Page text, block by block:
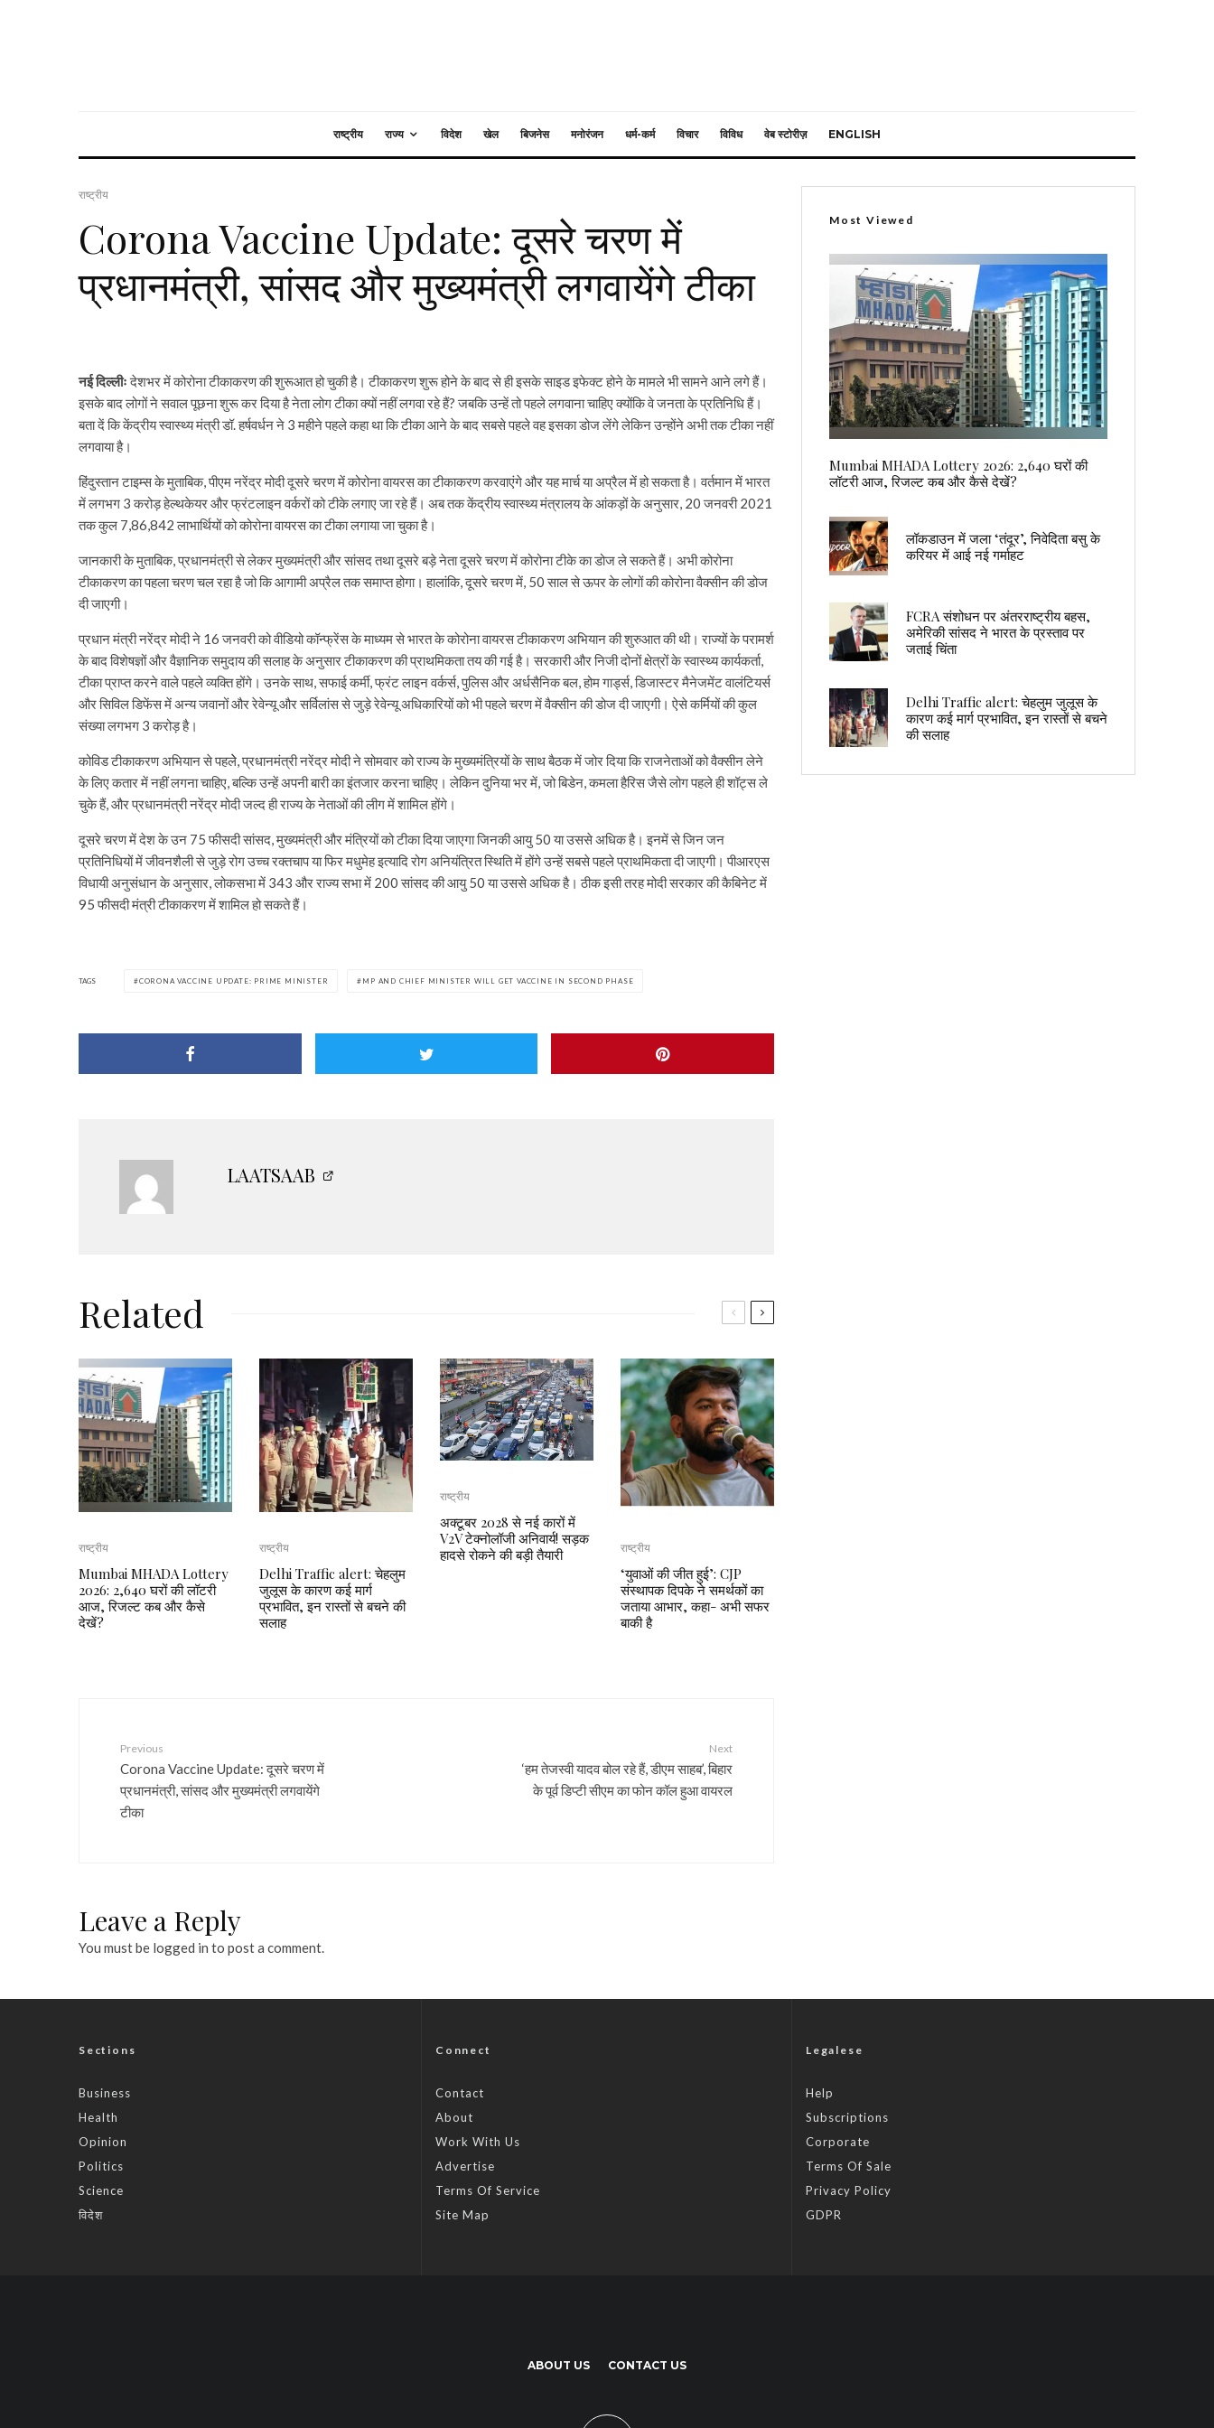
राष्ट्रीय राज्य विदेश खेल बिजनेस मनोरंजन धर्म-कर्म विचार विविध वेब स्टोरीज़ ENGLISH
राष्ट्रीय
Corona Vaccine Update: दूसरे चरण में
प्रधानमंत्री, सांसद और मुख्यमंत्री लगवायेंगे टीका
नई दिल्लीःदेशभर में कोरोना टीकाकरण की शुरूआत हो चुकी है। टीकाकरण शुरू होने के बाद से ही इसके साइड इफेक्ट होने के मामले भी सामने आने लगे हैं।
इसके बाद लोगों ने सवाल पूछना शुरू कर दिया है नेता लोग टीका क्यों नहीं लगवा रहे हैं? जबकि उन्हें तो पहले लगवाना चाहिए क्योंकि वे जनता के प्रतिनिधि हैं।
बता दें कि केंद्रीय स्वास्थ्य मंत्री डॉ. हर्षवर्धन ने 3 महीने पहले कहा था कि टीका आने के बाद सबसे पहले वह इसका डोज लेंगे लेकिन उन्होंने अभी तक टीका नहीं
लगवाया है।
हिंदुस्तान टाइम्स के मुताबिक, पीएम नरेंद्र मोदी दूसरे चरण में कोरोना वायरस का टीकाकरण करवाएंगे और यह मार्च या अप्रैल में हो सकता है। वर्तमान में भारत
में लगभग 3 करोड़ हेल्थकेयर और फ्रंटलाइन वर्करों को टीके लगाए जा रहे हैं। अब तक केंद्रीय स्वास्थ्य मंत्रालय के आंकड़ों के अनुसार, 20 जनवरी 2021
तक कुल 7,86,842 लाभार्थियों को कोरोना वायरस का टीका लगाया जा चुका है।
जानकारी के मुताबिक, प्रधानमंत्री से लेकर मुख्यमंत्री और सांसद तथा दूसरे बड़े नेता दूसरे चरण में कोरोना टीके का डोज ले सकते हैं। अभी कोरोना
टीकाकरण का पहला चरण चल रहा है जो कि आगामी अप्रैल तक समाप्त होगा। हालांकि, दूसरे चरण में, 50 साल से ऊपर के लोगों की कोरोना वैक्सीन की डोज
दी जाएगी।
प्रधान मंत्री नरेंद्र मोदी ने 16 जनवरी को वीडियो कॉन्फ्रेंस के माध्यम से भारत के कोरोना वायरस टीकाकरण अभियान की शुरुआत की थी। राज्यों के परामर्श
के बाद विशेषज्ञों और वैज्ञानिक समुदाय की सलाह के अनुसार टीकाकरण की प्राथमिकता तय की गई है। सरकारी और निजी दोनों क्षेत्रों के स्वास्थ्य कार्यकर्ता,
टीका प्राप्त करने वाले पहले व्यक्ति होंगे। उनके साथ, सफाई कर्मी, फ्रंट लाइन वर्कर्स, पुलिस और अर्धसैनिक बल, होम गार्ड्स, डिजास्टर मैनेजमेंट वालंटियर्स
और सिविल डिफेंस में अन्य जवानों और रेवेन्यू और सर्विलांस से जुड़े रेवेन्यू अधिकारियों को भी पहले चरण में वैक्सीन की डोज दी जाएगी। ऐसे कर्मियों की कुल
संख्या लगभग 3 करोड़ है।
कोविड टीकाकरण अभियान से पहलेे, प्रधानमंत्री नरेंद्र मोदी ने सोमवार को राज्य के मुख्यमंत्रियों के साथ बैठक में जोर दिया कि राजनेताओं को वैक्सीन लेने
के लिए कतार में नहीं लगना चाहिए, बल्कि उन्हें अपनी बारी का इंतजार करना चाहिए। लेकिन दुनिया भर में, जो बिडेन, कमला हैरिस जैसे लोग पहले ही शॉट्स ले
चुके हैं, और प्रधानमंत्री नरेंद्र मोदी जल्द ही राज्य के नेताओं की लीग में शामिल होंगे।
दूसरे चरण में देश के उन 75 फीसदी सांसद, मुख्यमंत्री और मंत्रियों को टीका दिया जाएगा जिनकी आयु 50 या उससे अधिक है। इनमें से जिन जन
प्रतिनिधियों में जीवनशैली से जुड़े रोग उच्च रक्तचाप या फिर मधुमेह इत्यादि रोग अनियंत्रित स्थिति में होंगे उन्हें सबसे पहले प्राथमिकता दी जाएगी। पीआरएस
विधायी अनुसंधान के अनुसार, लोकसभा में 343 और राज्य सभा में 200 सांसद की आयु 50 या उससे अधिक है। ठीक इसी तरह मोदी सरकार की कैबिनेट में
95 फीसदी मंत्री टीकाकरण में शामिल हो सकते हैं।
TAGS CORONA VACCINE UPDATE: PRIME MINISTER MP AND CHIEF MINISTER WILL GET VACCINE IN SECOND PHASE
LAATSAAB
Related
राष्ट्रीय
Mumbai MHADA Lottery
2026: 2,640 घरों की लॉटरी
आज, रिजल्ट कब और कैसे
देखें?
राष्ट्रीय
Delhi Traffic alert: चेहलुम
जुलूस के कारण कई मार्ग
प्रभावित, इन रास्तों से बचने की
सलाह
राष्ट्रीय
अक्टूबर 2028 से नई कारों में
V2V टेक्नोलॉजी अनिवार्य! सड़क
हादसे रोकने की बड़ी तैयारी
राष्ट्रीय
‘युवाओं की जीत हुई’: CJP
संस्थापक दिपके ने समर्थकों का
जताया आभार, कहा- अभी सफर
बाकी है
Previous
Corona Vaccine Update: दूसरे चरण में
प्रधानमंत्री, सांसद और मुख्यमंत्री लगवायेंगे
टीका
Next
‘हम तेजस्वी यादव बोल रहे हैं, डीएम साहब’, बिहार
के पूर्व डिप्टी सीएम का फोन कॉल हुआ वायरल
Leave a Reply
You must be logged in to post a comment.
Most Viewed
Mumbai MHADA Lottery 2026: 2,640 घरों की
लॉटरी आज, रिजल्ट कब और कैसे देखें?
लॉकडाउन में जला ‘तंदूर’, निवेदिता बसु के
करियर में आई नई गर्माहट
FCRA संशोधन पर अंतरराष्ट्रीय बहस,
अमेरिकी सांसद ने भारत के प्रस्ताव पर
जताई चिंता
Delhi Traffic alert: चेहलुम जुलूस के
कारण कई मार्ग प्रभावित, इन रास्तों से बचने
की सलाह
Sections
Business
Health
Opinion
Politics
Science
विदेश
Connect
Contact
About
Work With Us
Advertise
Terms Of Service
Site Map
Legalese
Help
Subscriptions
Corporate
Terms Of Sale
Privacy Policy
GDPR
ABOUT US CONTACT US